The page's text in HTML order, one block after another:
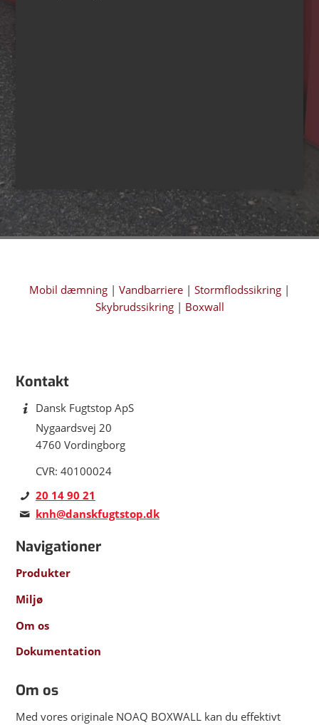
Mobil dæmning | Vandbarriere | Stormflodssikring |
Skybrudssikring| Boxwall
Kontakt
Dansk Fugtstop ApS
Nygaardsvej 20
4760 Vordingborg
CVR: 40100024
20 14 90 21
knh@danskfugtstop.dk
Navigationer
Produkter
Miljø
Om os
Dokumentation
Om os
Med vores originale NOAQ BOXWALL kan du effektivt